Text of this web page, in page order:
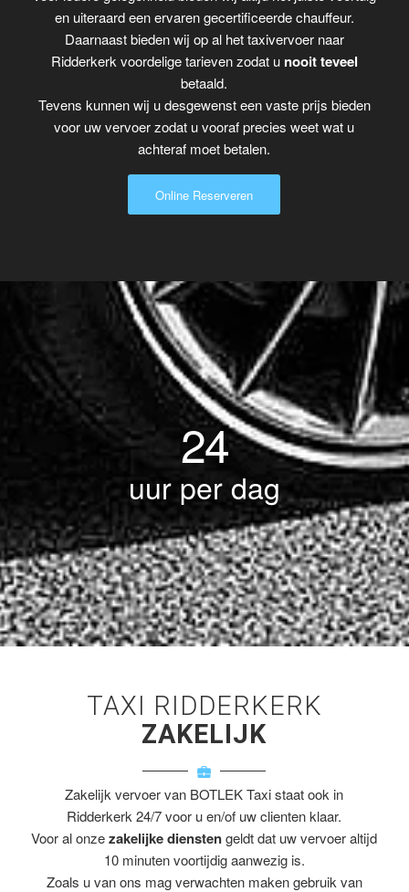
en uiteraard een ervaren gecertificeerde chauffeur.
Daarnaast bieden wij op al het taxivervoer naar
Ridderkerk voordelige tarieven zodat u nooit teveel
betaald.
Tevens kunnen wij u desgewenst een vaste prijs bieden
voor uw vervoer zodat u vooraf precies weet wat u
achteraf moet betalen.
Online Reserveren
24
uur per dag
TAXI RIDDERKERK
ZAKELIJK
Zakelijk vervoer van BOTLEK Taxi staat ook in
Ridderkerk 24/7 voor u en/of uw clienten klaar.
Voor al onzezakelijke dienstengeldt dat uw vervoer altijd
10 minuten voortijdig aanwezig is.
Zoals u van ons mag verwachten maken gebruik van